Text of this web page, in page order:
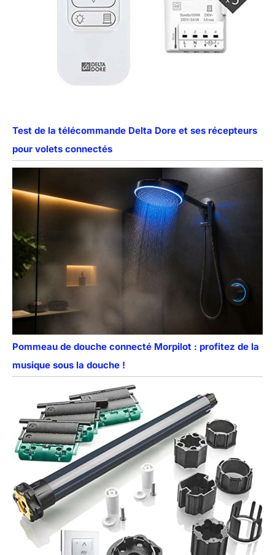
Test de la télécommande Delta Dore et ses récepteurs
pour volets connectés
Pommeau de douche connecté Morpilot : profitez de la
musique sous la douche !